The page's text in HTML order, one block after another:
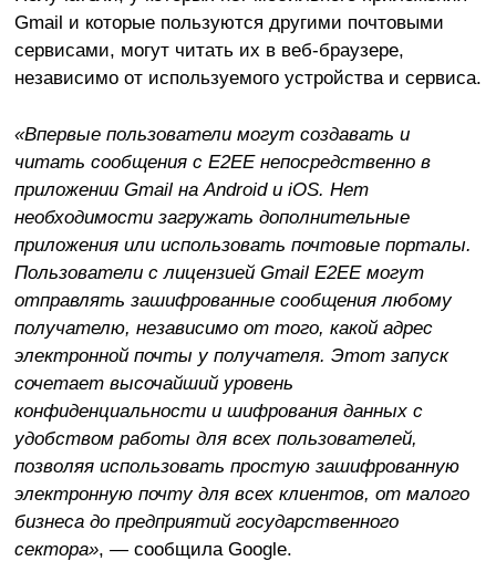
Gmail и которые пользуются другими почтовыми
сервисами, могут читать их в веб-браузере,
независимо от используемого устройства и сервиса.
«Впервые пользователи могут создавать и
читать сообщения с E2EE непосредственно в
приложении Gmail на Android и iOS. Нет
необходимости загружать дополнительные
приложения или использовать почтовые порталы.
Пользователи с лицензией Gmail E2EE могут
отправлять зашифрованные сообщения любому
получателю, независимо от того, какой адрес
электронной почты у получателя. Этот запуск
сочетает высочайший уровень
конфиденциальности и шифрования данных с
удобством работы для всех пользователей,
позволяя использовать простую зашифрованную
электронную почту для всех клиентов, от малого
бизнеса до предприятий государственного
сектора», — сообщила Google.